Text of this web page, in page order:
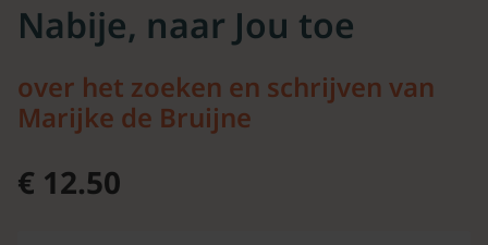
Nabije, naar Jou toe
over het zoeken en schrijven van
Marijke de Bruijne
€ 12.50